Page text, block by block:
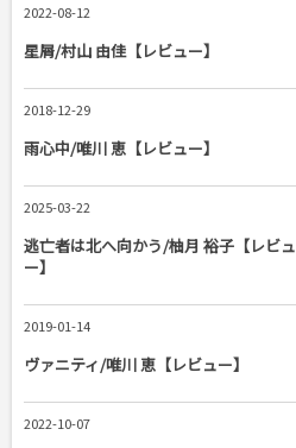
2022-08-12
星屑/村山 由佳【レビュー】
2018-12-29
雨心中/唯川 恵【レビュー】
2025-03-22
逃亡者は北へ向かう/柚月 裕子【レビュ
ー】
2019-01-14
ヴァニティ/唯川 恵【レビュー】
2022-10-07